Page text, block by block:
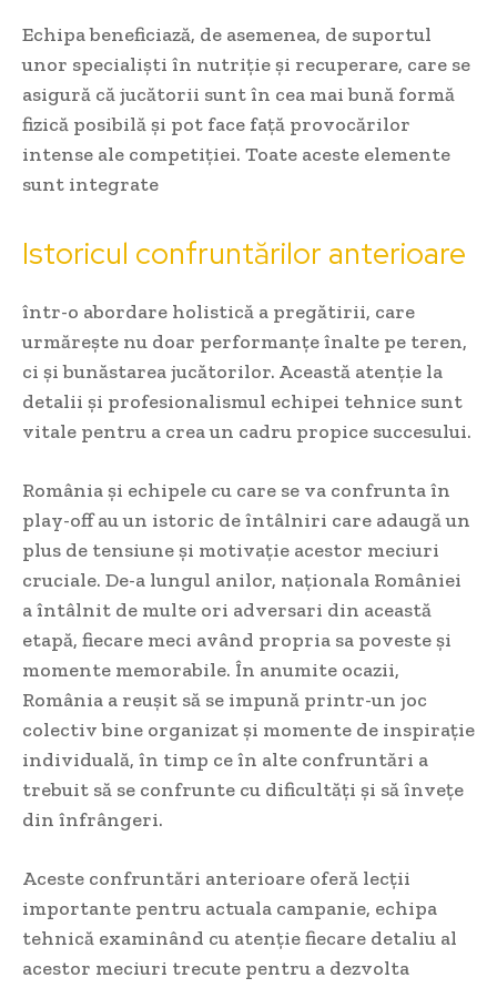
Echipa beneficiază, de asemenea, de suportul
unor specialiști în nutriție și recuperare, care se
asigură că jucătorii sunt în cea mai bună formă
fizică posibilă și pot face față provocărilor
intense ale competiției. Toate aceste elemente
sunt integrate
Istoricul confruntărilor anterioare
într-o abordare holistică a pregătirii, care
urmărește nu doar performanțe înalte pe teren,
ci și bunăstarea jucătorilor. Această atenție la
detalii și profesionalismul echipei tehnice sunt
vitale pentru a crea un cadru propice succesului.
România și echipele cu care se va confrunta în
play-off au un istoric de întâlniri care adaugă un
plus de tensiune și motivație acestor meciuri
cruciale. De-a lungul anilor, naționala României
a întâlnit de multe ori adversari din această
etapă, fiecare meci având propria sa poveste și
momente memorabile. În anumite ocazii,
România a reușit să se impună printr-un joc
colectiv bine organizat și momente de inspirație
individuală, în timp ce în alte confruntări a
trebuit să se confrunte cu dificultăți și să învețe
din înfrângeri.
Aceste confruntări anterioare oferă lecții
importante pentru actuala campanie, echipa
tehnică examinând cu atenție fiecare detaliu al
acestor meciuri trecute pentru a dezvolta